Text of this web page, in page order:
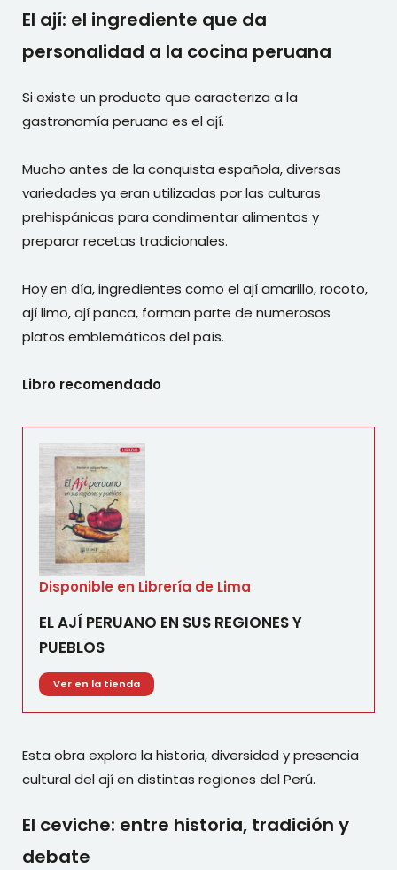
El ají: el ingrediente que da
personalidad a la cocina peruana
Si existe un producto que caracteriza a la
gastronomía peruana es el ají.
Mucho antes de la conquista española, diversas
variedades ya eran utilizadas por las culturas
prehispánicas para condimentar alimentos y
preparar recetas tradicionales.
Hoy en día, ingredientes como el ají amarillo, rocoto,
ají limo, ají panca, forman parte de numerosos
platos emblemáticos del país.
Libro recomendado
Disponible en Librería de Lima
EL AJÍ PERUANO EN SUS REGIONES Y
PUEBLOS
Ver en la tienda
Esta obra explora la historia, diversidad y presencia
cultural del ají en distintas regiones del Perú.
El ceviche: entre historia, tradición y
debate